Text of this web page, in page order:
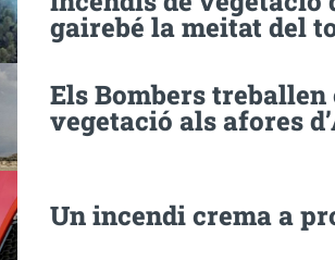
gairebé la meitat del
Els Bombers
vegetació als afores
Un incendi crema a